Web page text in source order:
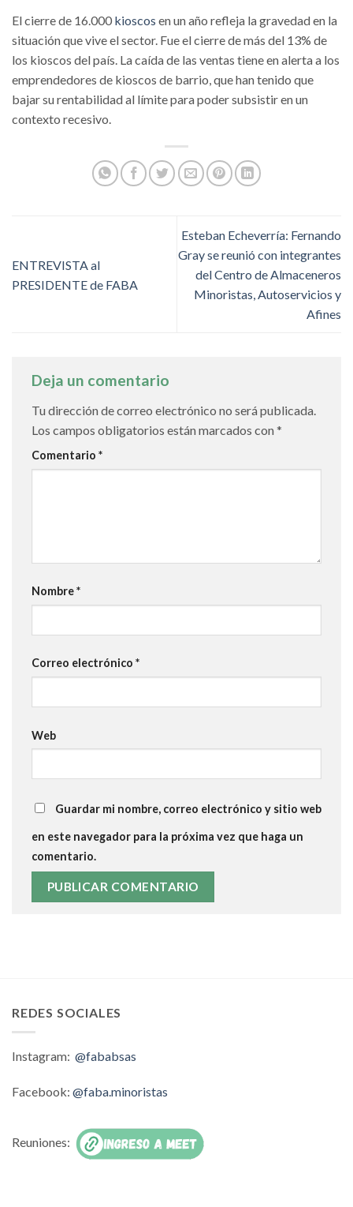
El cierre de 16.000 kioscos en un año refleja la gravedad en la
situación que vive el sector. Fue el cierre de más del 13% de
los kioscos del país. La caída de las ventas tiene en alerta a los
emprendedores de kioscos de barrio, que han tenido que
bajar su rentabilidad al límite para poder subsistir en un
contexto recesivo.
ENTREVISTA al
PRESIDENTE de FABA
Esteban Echeverría: Fernando
Gray se reunió con integrantes
del Centro de Almaceneros
Minoristas, Autoservicios y
Afines
Deja un comentario
Tu dirección de correo electrónico no será publicada.
Los campos obligatorios están marcados con*
Comentario *
Nombre*
Correo electrónico *
Web
Guardar mi nombre, correo electrónico y sitio web
en este navegador para la próxima vez que haga un
comentario.
REDES SOCIALES
Instagram: @fababsas
Facebook: @faba.minoristas
Reuniones: